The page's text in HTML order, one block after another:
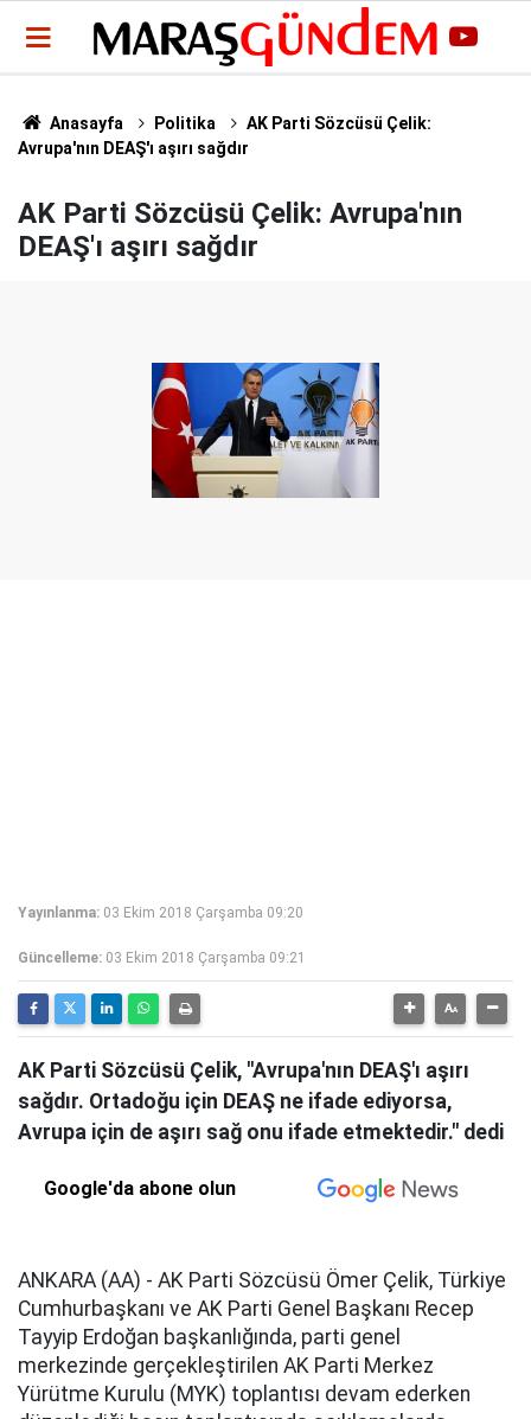
Anasayfa Politika
AK Parti Sözcüsü Çelik:
Avrupa'nın DEAŞ'ı aşırı sağdır
AK Parti Sözcüsü Çelik: Avrupa'nın
DEAŞ'ı aşırı sağdır
Yayınlanma: 03 Ekim 2018 Çarşamba 09:20
Güncelleme: 03 Ekim 2018 Çarşamba 09:21
AK Parti Sözcüsü Çelik, "Avrupa'nın DEAŞ'ı aşırı
sağdır. Ortadoğu için DEAŞ ne ifade ediyorsa,
Avrupa için de aşırı sağ onu ifade etmektedir." dedi
Google'da abone olun
ANKARA (AA) - AK Parti Sözcüsü Ömer Çelik, Türkiye
Cumhurbaşkanı ve AK Parti Genel Başkanı Recep
Tayyip Erdoğan başkanlığında, parti genel
merkezinde gerçekleştirilen AK Parti Merkez
Yürütme Kurulu (MYK) toplantısı devam ederken